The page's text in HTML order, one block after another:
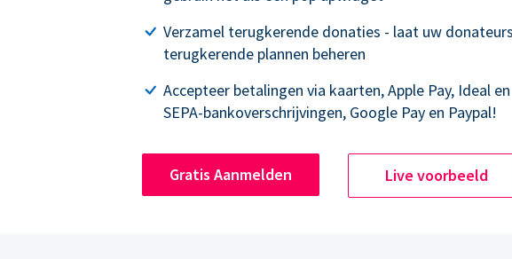
Verzamel terugkerende donaties - laat uw donateurs
terugkerende plannen beheren
Accepteer betalingen via kaarten, Apple Pay, Ideal en
SEPA-bankoverschrijvingen, Google Pay en Paypal!
Gratis Aanmelden Live voorbeeld